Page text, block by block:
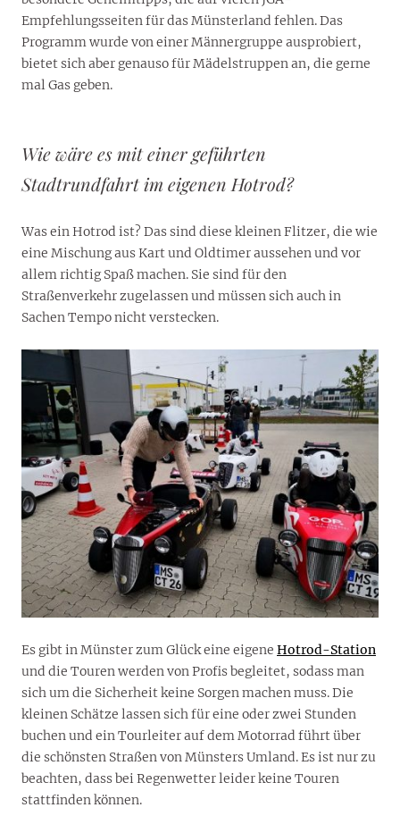
Empfehlungsseiten für das Münsterland fehlen. Das
Programm wurde von einer Männergruppe ausprobiert,
bietet sich aber genauso für Mädelstruppen an, die gerne
mal Gas geben.
Wie wäre es mit einer geführten
Stadtrundfahrt im eigenen Hotrod?
Was ein Hotrod ist? Das sind diese kleinen Flitzer, die wie
eine Mischung aus Kart und Oldtimer aussehen und vor
allem richtig Spaß machen. Sie sind für den
Straßenverkehr zugelassen und müssen sich auch in
Sachen Tempo nicht verstecken.
Es gibt in Münster zum Glück eine eigene Hotrod-Station
und die Touren werden von Profis begleitet, sodass man
sich um die Sicherheit keine Sorgen machen muss. Die
kleinen Schätze lassen sich für eine oder zwei Stunden
buchen und ein Tourleiter auf dem Motorrad führt über
die schönsten Straßen von Münsters Umland. Es ist nur zu
beachten, dass bei Regenwetter leider keine Touren
stattfinden können.